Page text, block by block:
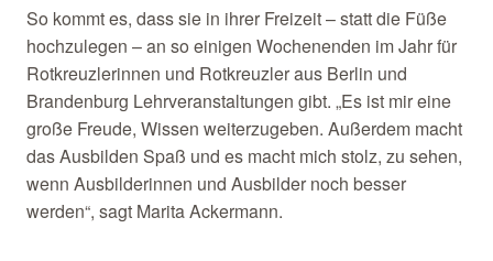
So kommt es, dass sie in ihrer Freizeit – statt die Füße
hochzulegen – an so einigen Wochenenden im Jahr für
Rotkreuzlerinnen und Rotkreuzler aus Berlin und
Brandenburg Lehrveranstaltungen gibt. „Es ist mir eine
große Freude, Wissen weiterzugeben. Außerdem macht
das Ausbilden Spaß und es macht mich stolz, zu sehen,
wenn Ausbilderinnen und Ausbilder noch besser
werden“, sagt Marita Ackermann.